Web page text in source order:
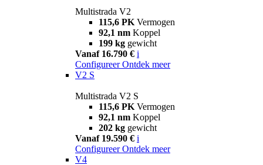
Multistrada V2
115,6 PK Vermogen
92,1 nm Koppel
199 kg gewicht
Vanaf 16.790 € i
Configureer Ontdek meer
V2 S
Multistrada V2 S
115,6 PK Vermogen
92,1 nm Koppel
202 kg gewicht
Vanaf 19.590 € i
Configureer Ontdek meer
V4